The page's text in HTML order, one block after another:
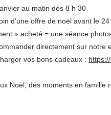
au matin dès 8 h 30
d’une offre de noël avant le
» acheté = une séance
directement sur notre
vos bons cadeaux :
Noël, des moments en famille